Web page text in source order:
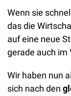
Wenn sie
das die
auf eine neue
gerade auch im
Wir haben nun
sich nach den